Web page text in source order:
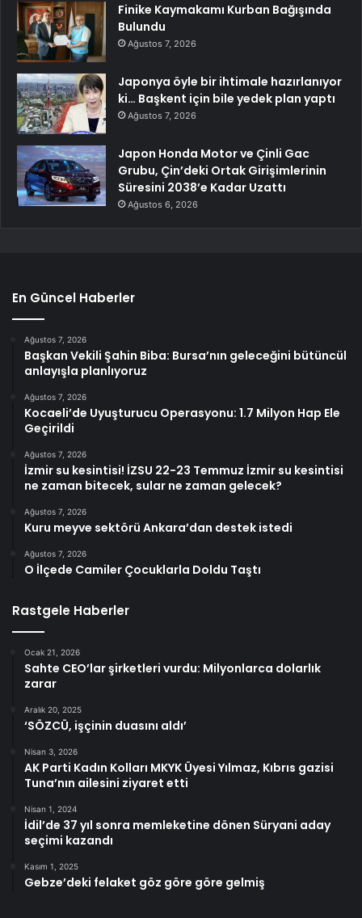
Finike Kaymakamı Kurban Bağışında
Bulundu
Ağustos 7, 2026
Japonya öyle bir ihtimale hazırlanıyor
ki… Başkent için bile yedek plan yaptı
Ağustos 7, 2026
Japon Honda Motor ve Çinli Gac
Grubu, Çin’deki Ortak Girişimlerinin
Süresini 2038’e Kadar Uzattı
Ağustos 6, 2026
En Güncel Haberler
Ağustos 7, 2026
Başkan Vekili Şahin Biba: Bursa’nın geleceğini bütüncül
anlayışla planlıyoruz
Ağustos 7, 2026
Kocaeli’de Uyuşturucu Operasyonu: 1.7 Milyon Hap Ele
Geçirildi
Ağustos 7, 2026
İzmir su kesintisi! İZSU 22-23 Temmuz İzmir su kesintisi
ne zaman bitecek, sular ne zaman gelecek?
Ağustos 7, 2026
Kuru meyve sektörü Ankara’dan destek istedi
Ağustos 7, 2026
O İlçede Camiler Çocuklarla Doldu Taştı
Rastgele Haberler
Ocak 21, 2026
Sahte CEO’lar şirketleri vurdu: Milyonlarca dolarlık
zarar
Aralık 20, 2025
‘SÖZCÜ, işçinin duasını aldı’
Nisan 3, 2026
AK Parti Kadın Kolları MKYK Üyesi Yılmaz, Kıbrıs gazisi
Tuna’nın ailesini ziyaret etti
Nisan 1, 2024
İdil’de 37 yıl sonra memleketine dönen Süryani aday
seçimi kazandı
Kasım 1, 2025
Gebze’deki felaket göz göre göre gelmiş